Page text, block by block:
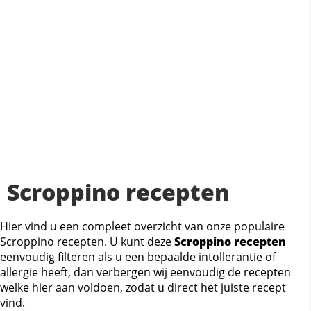
Scroppino recepten
Hier vind u een compleet overzicht van onze populaire
Scroppino recepten. U kunt dezeScroppino recepten
eenvoudig filteren als u een bepaalde intollerantie of
allergie heeft, dan verbergen wij eenvoudig de recepten
welke hier aan voldoen, zodat u direct het juiste recept
vind.